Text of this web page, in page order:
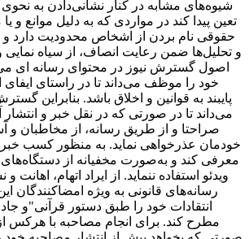
شیوه‌های مشابه در کنار نشانی‌دادن به
تعین پیدا کند در مواردی که به دلیل موانع و
حقوقی نام بردن از اشخاص محدودیت دارد و
و تحلیل‌ها ضمن رعایت انصاف، از سیاه ‌نمایی
اصول گسترش نیوز در محتوای رسانه ای
خود را موظف می‌داند تا در راستای
پایبند به قوانین و اخلاق باشد. بنابراین
می‌داند تا در صورتی که در نقل خبر و انتشار
صراحتا و از طریق رسانه، از مخاطبان و
خودمان عذرخواهی نماید. به منظور کسب
معرفی کند و به‌صورت مخفیانه از
ویدئو استفاده ننماید. از ایراد اتهام،
رسانه‌های قانونی به ‌ویژه امضاکنندگان
انتقادات‌ خود را طبق دستور قرآنی"و
مطرح کند. برای انجام مصاحبه با هرکس از